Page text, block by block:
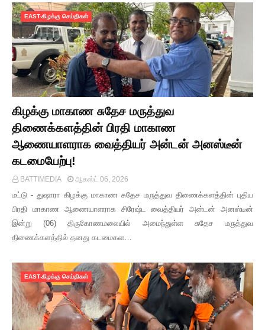
EAST-கிழக்கு செய்திகள்
கிழக்கு மாகாண சுதேச மருத்துவ
திணைக்களத்தின் பிரதி மாகாண
ஆணையாளராக வைத்தியர் அன்டன் அனஸ்டீன்
கடமையேற்பு!
BATTIMEDIA ஆகஸ்ட் 06, 2026
மட்டு - துஷாரா கிழக்கு மாகாண சுதேச மருத்துவ திணைக்களத்தின் புதிய
பிரதி மாகாண ஆணையாளராக சிரேஷ்ட வைத்தியர் அன்டன் அனஸ்டீன்
இன்று (06) திருகோணமலையில் அமைந்துள்ள சுதேச மருத்துவ
திணைக்களத்தில் தனது கடமைகள…
EAST-கிழக்கு செய்திகள்